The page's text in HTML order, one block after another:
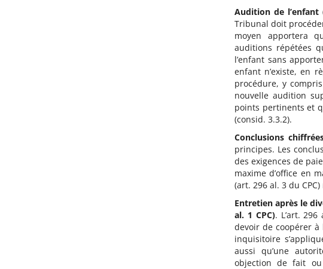
Audition de l’enfant
Tribunal doit
moyen apportera
auditions répétées
l’enfant sans
enfant n’existe, en
procédure, y
nouvelle audition
points pertinents et
(consid. 3.3.2).
Conclusions
principes. Les
des exigences de
maxime d’office en
(art. 296 al. 3 du
Entretien après le
al. 1 CPC). L’art.
devoir de coopérer à
inquisitoire
aussi qu’une
objection de fait